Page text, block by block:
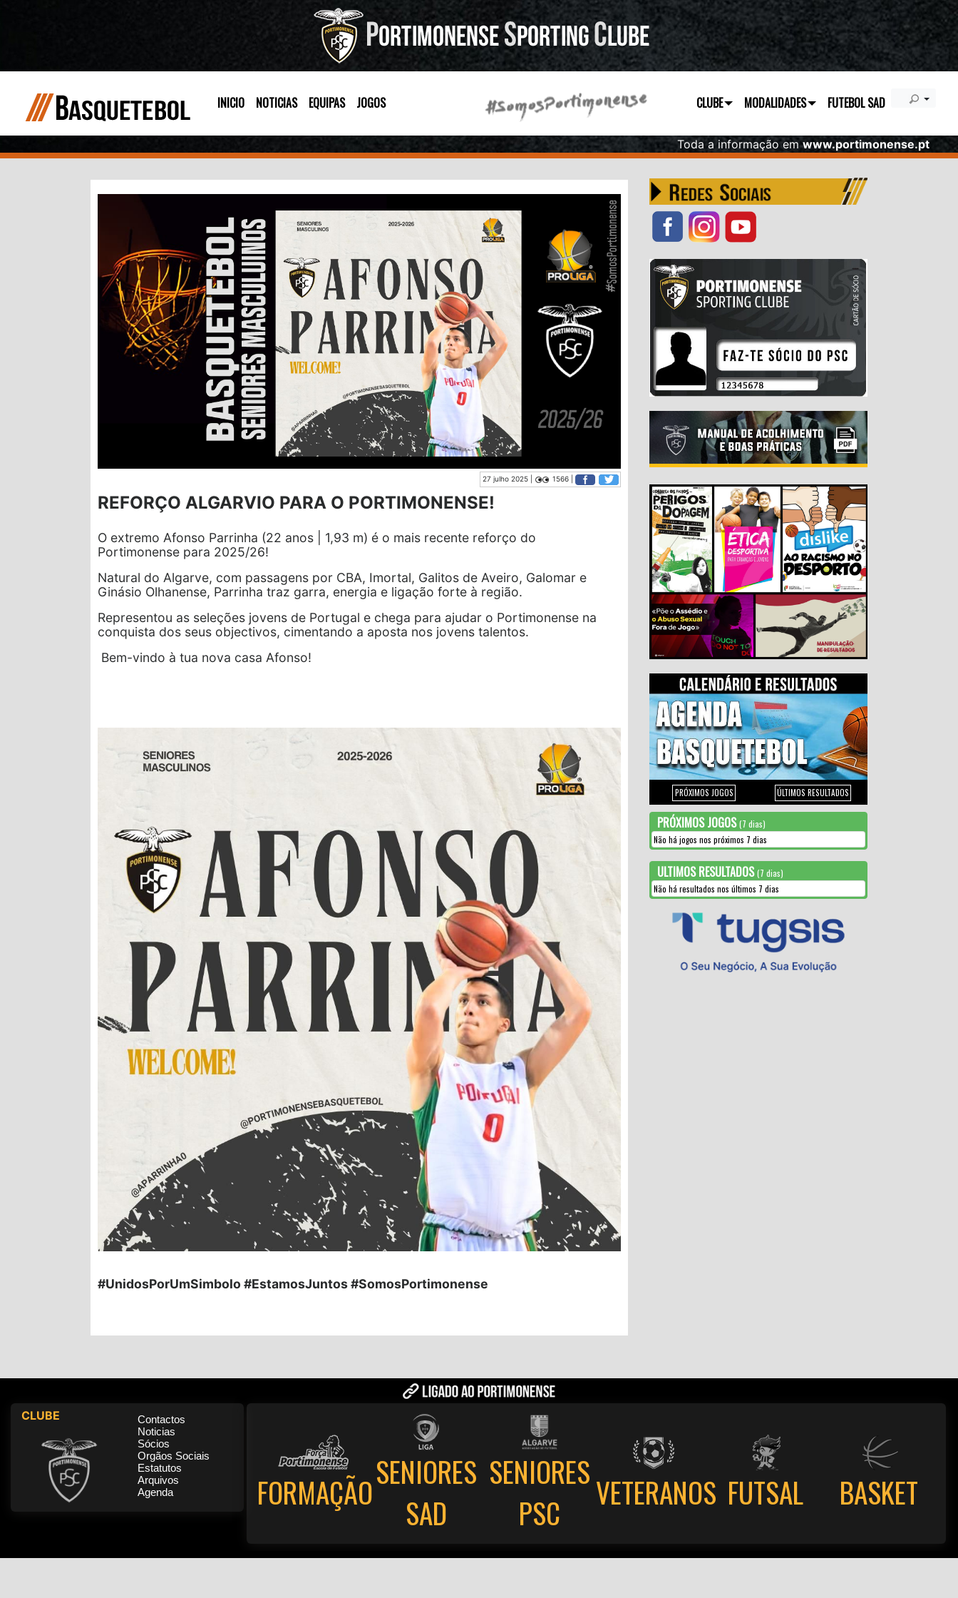
INICIO NOTICIAS EQUIPAS JOGOS CLUBE MODALIDADES FUTEBOL SAD
Toda a informação emwww.portimonense.pt
27 julho 2025 | 1566 |
REFORÇO ALGARVIO PARA O PORTIMONENSE!
O extremo Afonso Parrinha (22 anos | 1,93 m) é o mais recente reforço do
Portimonense para 2025/26!
Natural do Algarve, com passagens por CBA, Imortal, Galitos de Aveiro, Galomar e
Ginásio Olhanense, Parrinha traz garra, energia e ligação forte à região.
Representou as seleções jovens de Portugal e chega para ajudar o Portimonense na
conquista dos seus objectivos, cimentando a aposta nos jovens talentos.
Bem-vindo à tua nova casa Afonso!
#UnidosPorUmSimbolo #EstamosJuntos #SomosPortimonense
PRÓXIMOS JOGOS ÚLTIMOS RESULTADOS
PRÓXIMOS JOGOS(7 dias)
Não há jogos nos próximos 7 dias
ULTIMOS RESULTADOS(7 dias)
Não há resultados nos últimos 7 dias
CLUBE
Contactos
Noticias
Sócios
Orgãos Sociais
Estatutos
Arquivos
Agenda
FORMAÇÃOSENIORES
SAD
SENIORES
PSC
VETERANOS FUTSAL BASKET